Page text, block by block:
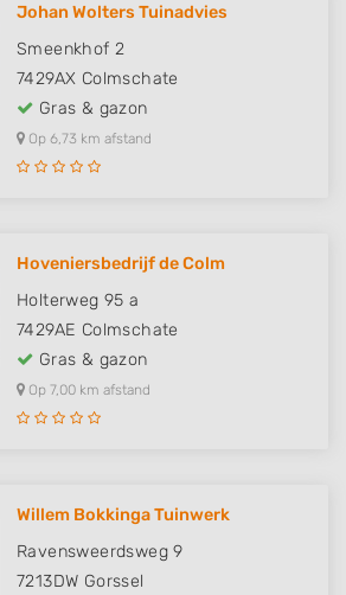
Johan Wolters Tuinadvies
Smeenkhof 2
7429AX Colmschate
Gras & gazon
Op 6,73 km afstand
Hoveniersbedrijf de Colm
Holterweg 95 a
7429AE Colmschate
Gras & gazon
Op 7,00 km afstand
Willem Bokkinga Tuinwerk
Ravensweerdsweg 9
7213DW Gorssel